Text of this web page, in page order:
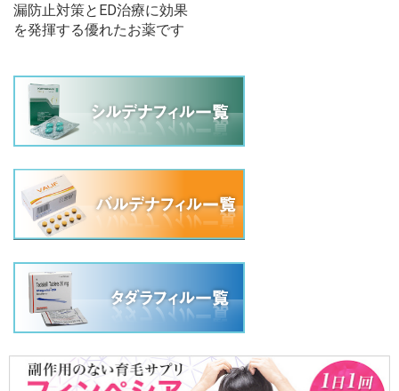
漏防止対策とED治療に効果
を発揮する優れたお薬です